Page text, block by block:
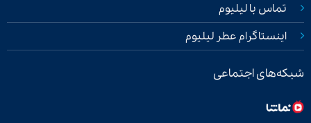
تماس با لیلیوم
اینستاگرام عطر لیلیوم
شبکه‌های اجتماعی